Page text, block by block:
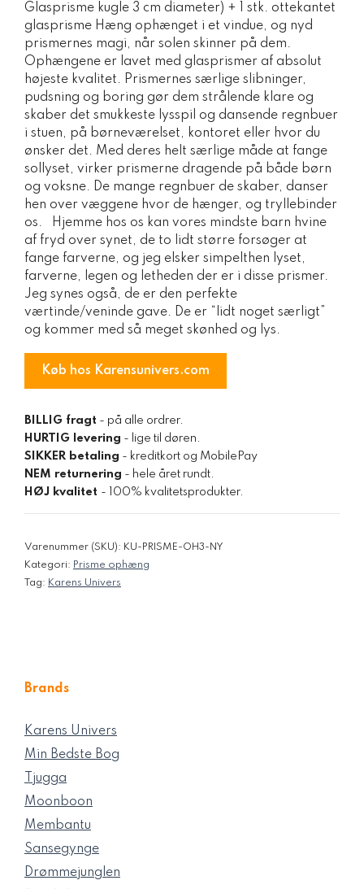
Glasprisme kugle 3 cm diameter) + 1 stk. ottekantet
glasprisme Hæng ophænget i et vindue, og nyd
prismernes magi, når solen skinner på dem.
Ophængene er lavet med glasprismer af absolut
højeste kvalitet. Prismernes særlige slibninger,
pudsning og boring gør dem strålende klare og
skaber det smukkeste lysspil og dansende regnbuer
i stuen, på børneværelset, kontoret eller hvor du
ønsker det. Med deres helt særlige måde at fange
sollyset, virker prismerne dragende på både børn
og voksne. De mange regnbuer de skaber, danser
hen over væggene hvor de hænger, og tryllebinder
os. Hjemme hos os kan vores mindste barn hvine
af fryd over synet, de to lidt større forsøger at
fange farverne, og jeg elsker simpelthen lyset,
farverne, legen og letheden der er i disse prismer.
Jeg synes også, de er den perfekte
værtinde/veninde gave. De er “lidt noget særligt”
og kommer med så meget skønhed og lys.
Køb hos Karensunivers.com
BILLIG fragt - på alle ordrer.
HURTIG levering - lige til døren.
SIKKER betaling - kreditkort og MobilePay
NEM returnering - hele året rundt.
HØJ kvalitet - 100% kvalitetsprodukter.
Varenummer (SKU): KU-PRISME-OH3-NY
Kategori: Prisme ophæng
Tag: Karens Univers
Brands
Karens Univers
Min Bedste Bog
Tjugga
Moonboon
Membantu
Sansegynge
Drømmejunglen